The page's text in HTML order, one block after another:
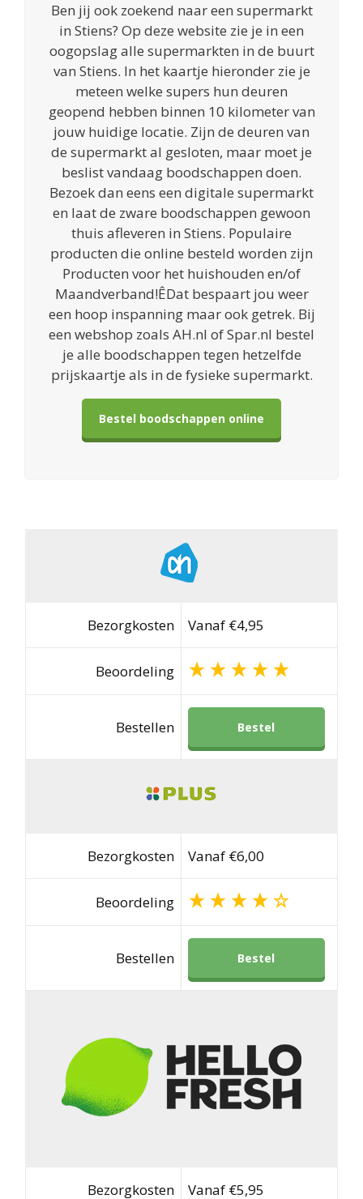
Ben jij ook zoekend naar een supermarkt
in Stiens? Op deze website zie je in een
oogopslag alle supermarkten in de buurt
van Stiens. In het kaartje hieronder zie je
meteen welke supers hun deuren
geopend hebben binnen 10 kilometer van
jouw huidige locatie. Zijn de deuren van
de supermarkt al gesloten, maar moet je
beslist vandaag boodschappen doen.
Bezoek dan eens een digitale supermarkt
en laat de zware boodschappen gewoon
thuis afleveren in Stiens. Populaire
producten die online besteld worden zijn
Producten voor het huishouden en/of
Maandverband!ÊDat bespaart jou weer
een hoop inspanning maar ook getrek. Bij
een webshop zoals AH.nl of Spar.nl bestel
je alle boodschappen tegen hetzelfde
prijskaartje als in de fysieke supermarkt.
Bestel boodschappen online
Bezorgkosten Vanaf €4,95
Beoordeling
Bestellen Bestel
Bezorgkosten Vanaf €6,00
Beoordeling
Bestellen Bestel
Bezorgkosten Vanaf €5,95